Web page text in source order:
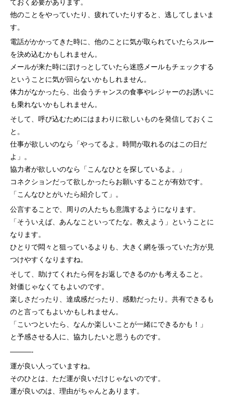
ておく必要があります。
他のことをやっていたり、疲れていたりすると、逃してしまいま
す。
電話がかかってきた時に、他のことに気が取られていたらスルー
を決め込むかもしれません。
メールが来た時にぼけっとしていたら迷惑メールもチェックする
ということに気が回らないかもしれません。
体力がなかったら、出会うチャンスの食事やレジャーのお誘いに
も乗れないかもしれません。
そして、呼び込むためにはまわりに欲しいものを発信しておくこ
と。
仕事が欲しいのなら「やってるよ。時間が取れるのはこの日だ
よ」。
協力者が欲しいのなら「こんなひとを探しているよ。」
コネクションだって欲しかったらお願いすることが有効です。
「こんなひとがいたら紹介して」。
公言することで、周りの人たちも意識するようになります。
「そういえば、あんなこといってたな。教えよう」ということに
なります。
ひとりで悶々と狙っているよりも、大きく網を張っていた方が見
つけやすくなりますね。
そして、助けてくれたら何をお返しできるのかも考えること。
対価じゃなくてもよいのです。
楽しさだったり、達成感だったり、感動だったり。共有できるも
のと言ってもよいかもしれません。
「こいつといたら、なんか楽しいことが一緒にできるかも！」
と予感させる人に、協力したいと思うものです。
———-
運が良い人っていますね。
そのひとは、ただ運が良いだけじゃないのです。
運が良いのは、理由がちゃんとあります。